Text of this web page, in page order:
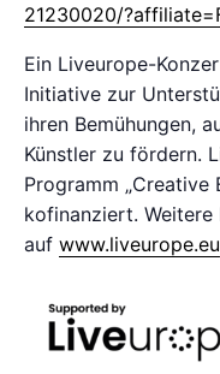
21230020/
Ein Liveurope-
Initiative zur
ihren Bemühungen,
Künstler zu fördern.
Programm „Creative
kofinanziert.
auf www.liveurope.eu